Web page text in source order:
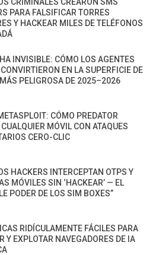
PARA FALSIFICAR TORRES
Y HACKEAR MILES DE TELÉFONOS
INVISIBLE: CÓMO LOS AGENTES
CONVIRTIERON EN LA SUPERFICIE DE
PELIGROSA DE 2025–2026
CÓMO PREDATOR
MÓVIL CON ATAQUES
CERO-CLIC
HACKERS INTERCEPTAN OTPS Y
MÓVILES SIN ‘HACKEAR’ — EL
PODER DE LOS SIM BOXES”
RIDÍCULAMENTE FÁCILES PARA
Y EXPLOTAR NAVEGADORES DE IA